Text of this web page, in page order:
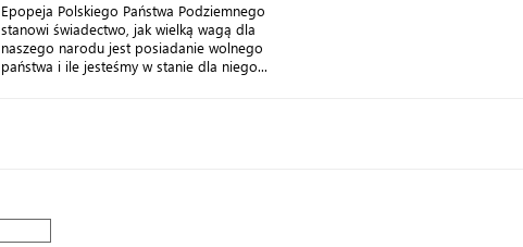
Epopeja Polskiego Państwa Podziemnego
stanowi świadectwo, jak wielką wagą dla
naszego narodu jest posiadanie wolnego
państwa i ile jesteśmy w stanie dla niego...